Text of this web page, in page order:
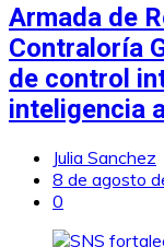
Armada de
Contraloría
de control
inteligencia
Julia Sanchez
8 de agosto
0